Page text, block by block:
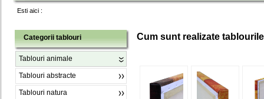
Esti aici :
Categorii tablouri
Tablouri animale
Tablouri abstracte
Tablouri natura
Cum sunt realizate